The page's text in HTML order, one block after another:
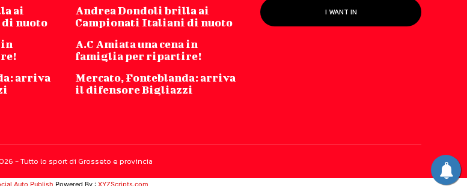
ai
nuoto
in
arriva
Andrea Dondoli brilla ai
Campionati Italiani di nuoto
A.C Amiata una cena in
famiglia per ripartire!
Mercato, Fonteblanda: arriva
il difensore Bigliazzi
I WANT IN
- Tutto lo sport di Grosseto e provincia
Auto Publish Powered By : XYZScripts.com